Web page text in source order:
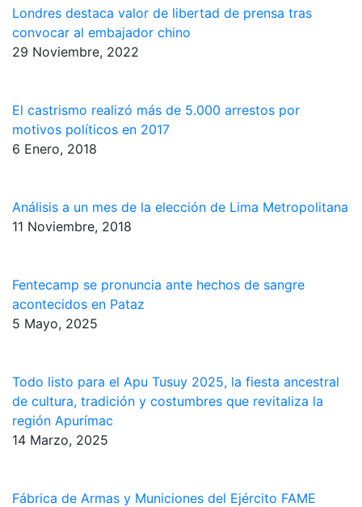
Londres destaca valor de libertad de prensa tras
convocar al embajador chino
29 Noviembre, 2022
El castrismo realizó más de 5.000 arrestos por
motivos políticos en 2017
6 Enero, 2018
Análisis a un mes de la elección de Lima Metropolitana
11 Noviembre, 2018
Fentecamp se pronuncia ante hechos de sangre
acontecidos en Pataz
5 Mayo, 2025
Todo listo para el Apu Tusuy 2025, la fiesta ancestral
de cultura, tradición y costumbres que revitaliza la
región Apurímac
14 Marzo, 2025
Fábrica de Armas y Municiones del Ejército FAME